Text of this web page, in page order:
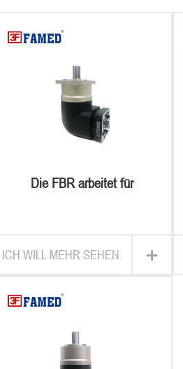
Die FBR arbeitet für
+
ICH WILL MEHR SEHEN.